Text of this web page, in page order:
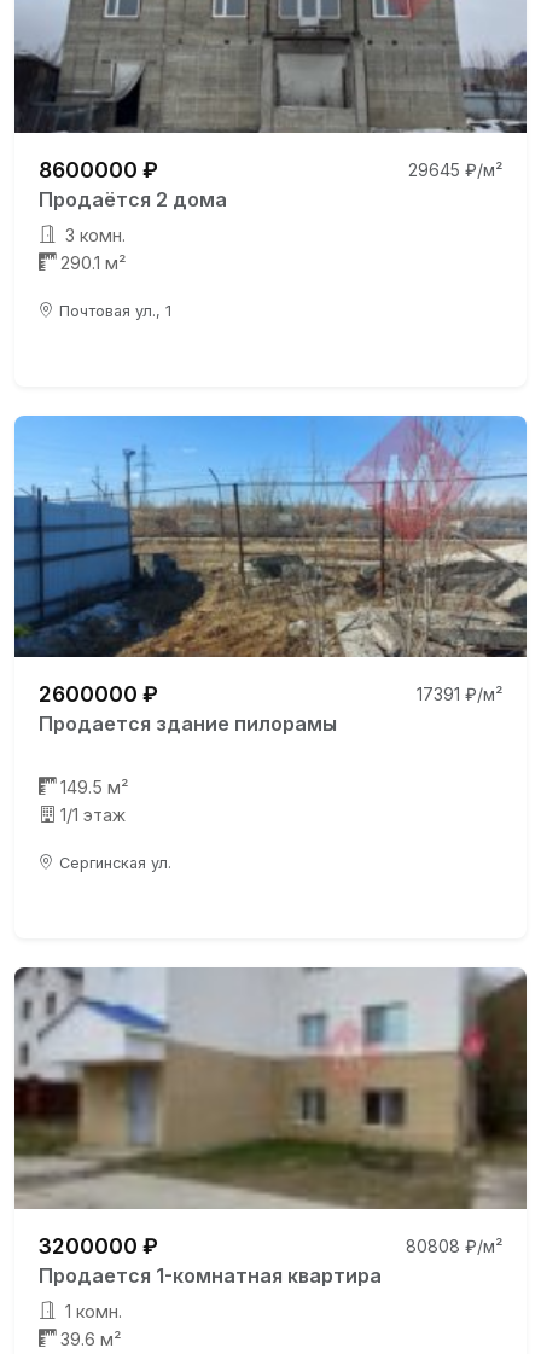
8600000 ₽ 29645 ₽/м²
Продаётся 2 дома
3 комн.
290.1 м²
Почтовая ул., 1
2600000 ₽ 17391 ₽/м²
Продается здание пилорамы
149.5 м²
1/1 этаж
Сергинская ул.
3200000 ₽ 80808 ₽/м²
Продается 1-комнатная квартира
1 комн.
39.6 м²